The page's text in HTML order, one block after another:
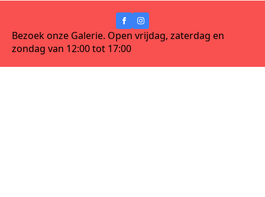
Bezoek onze Galerie. Open vrijdag, zaterdag en
zondag van 12:00 tot 17:00